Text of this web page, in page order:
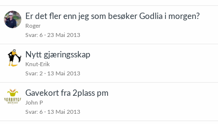
Er det fler enn jeg som besøker Godlia i morgen?
Roger
Svar 6 23 Mai 2013
Nytt gjæringsskap
Knut-Erik
Svar 2 13 Mai 2013
Gavekort fra 2plass pm
John P
Svar 6 13 Mai 2013